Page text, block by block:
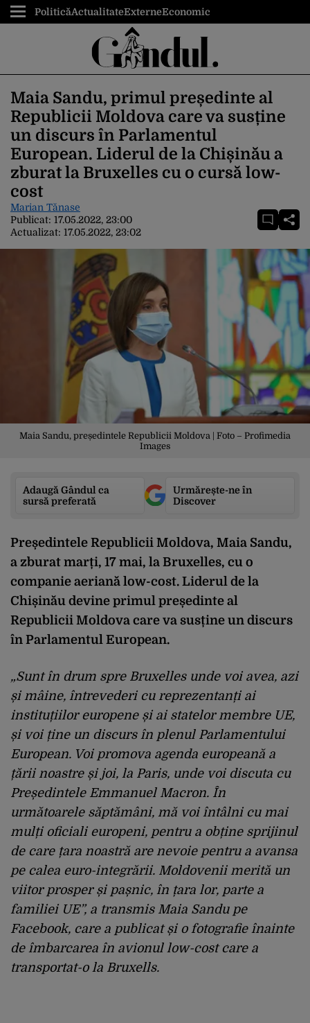
PoliticăActualitateExterneEconomic
Maia Sandu, primul președinte al
Republicii Moldova care va susține
un discurs în Parlamentul
European. Liderul de la Chișinău a
zburat la Bruxelles cu o cursă low-
cost
Marian Tănase
Publicat: 17.05.2022, 23:00
Actualizat: 17.05.2022, 23:02
Maia Sandu, președintele Republicii Moldova | Foto – Profimedia
Images
Adaugă Gândul ca
sursă preferată
Urmărește-ne în
Discover
Președintele Republicii Moldova, Maia Sandu,
a zburat marți, 17 mai, la Bruxelles, cu o
companie aeriană low-cost. Liderul de la
Chișinău devine primul președinte al
Republicii Moldova care va susține un discurs
în Parlamentul European.
„Sunt în drum spre Bruxelles unde voi avea, azi
și mâine, întrevederi cu reprezentanți ai
instituțiilor europene și ai statelor membre UE,
și voi ține un discurs în plenul Parlamentului
European. Voi promova agenda europeană a
țării noastre și joi, la Paris, unde voi discuta cu
Președintele Emmanuel Macron. În
următoarele săptămâni, mă voi întâlni cu mai
mulți oficiali europeni, pentru a obține sprijinul
de care țara noastră are nevoie pentru a avansa
pe calea euro-integrării. Moldovenii merită un
viitor prosper și pașnic, în țara lor, parte a
familiei UE”, a transmis Maia Sandu pe
Facebook, care a publicat și o fotografie înainte
de îmbarcarea în avionul low-cost care a
transportat-o la Bruxells.